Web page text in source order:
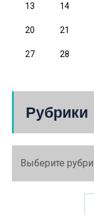
13 14
20 21
27 28
Рубрики